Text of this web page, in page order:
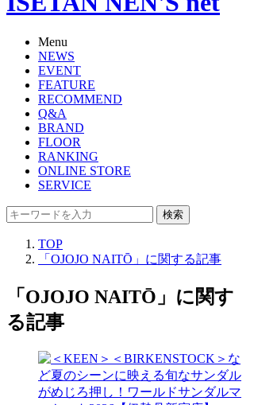
Menu
NEWS
EVENT
FEATURE
RECOMMEND
Q&A
BRAND
FLOOR
RANKING
ONLINE STORE
SERVICE
検索
TOP
「OJOJO NAITŌ」に関する記事
「OJOJO NAITŌ」に関す
る記事